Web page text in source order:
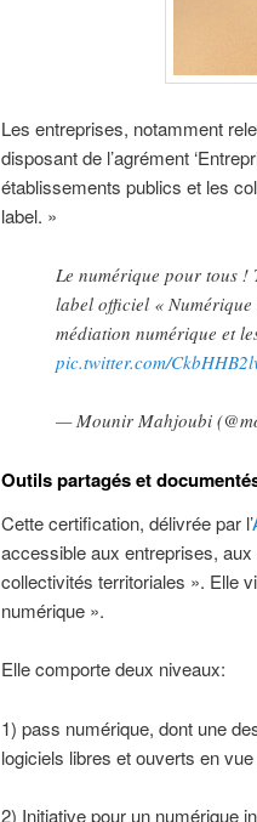
Les entreprises, notamment
disposant de l’agrément
établissements publics et les
label. »
Le numérique pour tous !
label officiel «
médiation numérique et
pic.twitter.com/
— Mounir Mahjoubi
Outils partagés et
Cette certification, délivrée par l’
accessible aux entreprises,
collectivités territoriales ». Elle
numérique ».
Elle comporte deux niveaux:
1) pass numérique, dont une
logiciels libres et ouverts en
2) Initiative pour un numérique